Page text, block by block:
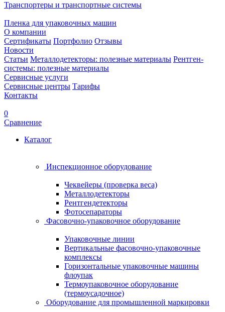
Транспортеры и транспортные системы
Пленка для упаковочных машин
О компании
Сертификаты Портфолио Отзывы
Новости
Статьи Металлодетекторы: полезные материалы Рентген-
системы: полезные материалы
Сервисные услуги
Сервисные центры Тарифы
Контакты
0
Сравнение
Каталог
Инспекционное оборудование
Чеквейеры (проверка веса)
Металлодетекторы
Рентгендетекторы
Фотосепараторы
Фасовочно-упаковочное оборудование
Упаковочные линии
Вертикальные фасовочно-упаковочные
комплексы
Горизонтальные упаковочные машины
флоупак
Термоупаковочное оборудование
(термоусадочное)
Оборудование для промышленной маркировки